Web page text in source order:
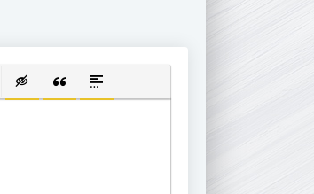
ЗАЩИЩЕННУЮ ССЫЛКУ
СМАЙЛИК
ВСТАВКА СКРЫТОГО ТЕКСТА
ВСТАВКА ЦИТАТЫ
ВСТАВКА СПОЙЛЕРА